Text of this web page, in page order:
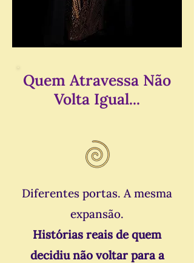
Quem Atravessa Não
Volta Igual...
Diferentes portas. A mesma
expansão.
Histórias reais de quem
decidiu não voltar para a